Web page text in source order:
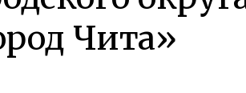
Чита»